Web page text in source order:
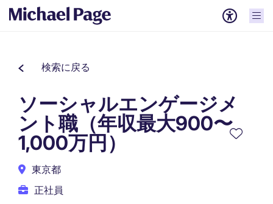
検索に戻る
ソーシャルエンゲージメ
ント職（年収最大900〜
1,000万円）
東京都
正社員